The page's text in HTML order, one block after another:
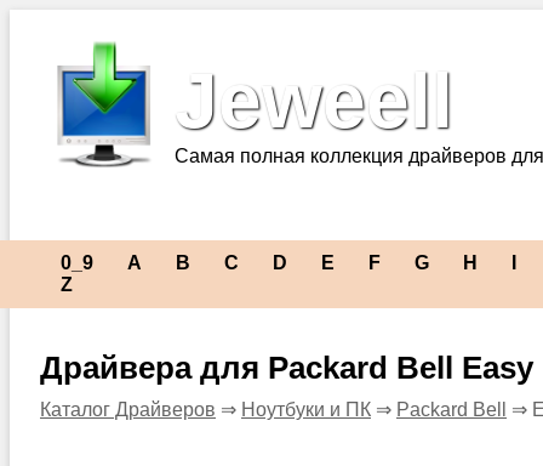
Jeweell
Самая полная коллекция драйверов
0_9 A B C D E F G H
Z
Драйвера для Packard Bell Easy
Каталог Драйверов ⇒ Ноутбуки и ПК ⇒ Packard Bell ⇒